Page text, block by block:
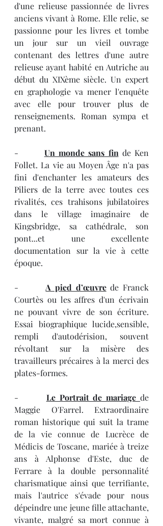
d'une relieuse passionnée de livres
anciens vivant à Rome. Elle relie, se
passionne pour les livres et tombe
un jour sur un vieil ouvrage
contenant des lettres d'une autre
relieuse ayant habité en Autriche au
début du XIXème siècle. Un expert
en graphologie va mener l'enquête
avec elle pour trouver plus de
renseignements. Roman sympa et
prenant.
- Un monde sans fin de Ken
Follet. La vie au Moyen Âge n'a pas
fini d'enchanter les amateurs des
Piliers de la terre avec toutes ces
rivalités, ces trahisons jubilatoires
dans le village imaginaire de
Kingsbridge, sa cathédrale, son
pont...et une excellente
documentation sur la vie à cette
époque.
- A pied d’œuvre de Franck
Courtès ou les affres d'un écrivain
ne pouvant vivre de son écriture.
Essai biographique lucide,sensible,
rempli d'autodérision, souvent
révoltant sur la misère des
travailleurs précaires à la merci des
plates-formes.
- Le Portrait de mariage de
Maggie O'Farrel. Extraordinaire
roman historique qui suit la trame
de la vie connue de Lucrèce de
Médicis de Toscane, mariée à treize
ans à Alphonse d'Este, duc de
Ferrare à la double personnalité
charismatique ainsi que terrifiante,
mais l'autrice s'évade pour nous
dépeindre une jeune fille attachante,
vivante, malgré sa mort connue à